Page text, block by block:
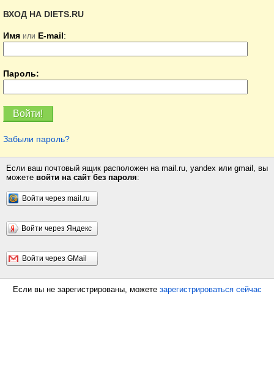
ВХОД НА DIETS.RU
Имя или E-mail:
Пароль:
Забыли пароль?
Если ваш почтовый ящик расположен на mail.ru, yandex или gmail, вы
можете войти на сайт без пароля:
Войти через mail.ru
Войти через Яндекс
Войти через GMail
Если вы не зарегистрированы, можете зарегистрироваться сейчас